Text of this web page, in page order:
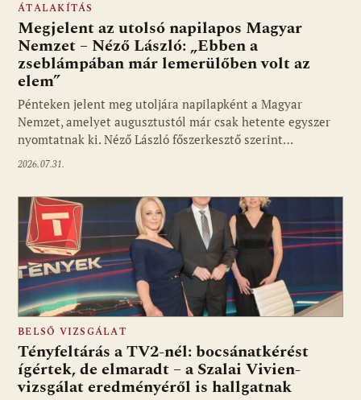
ÁTALAKÍTÁS
Megjelent az utolsó napilapos Magyar
Nemzet – Néző László: „Ebben a
zseblámpában már lemerülőben volt az
elem”
Pénteken jelent meg utoljára napilapként a Magyar
Nemzet, amelyet augusztustól már csak hetente egyszer
nyomtatnak ki. Néző László főszerkesztő szerint…
2026.07.31.
BELSŐ VIZSGÁLAT
Tényfeltárás a TV2-nél: bocsánatkérést
ígértek, de elmaradt – a Szalai Vivien-
vizsgálat eredményéről is hallgatnak